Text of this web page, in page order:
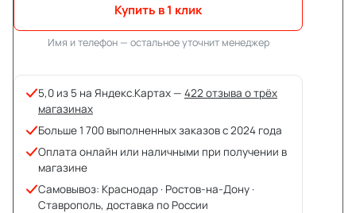
Купить в 1 клик
Имя и телефон — остальное уточнит менеджер
5,0 из 5 на Яндекс.Картах — 422 отзыва о трёх
магазинах
Больше 1 700 выполненных заказов с 2024 года
Оплата онлайн или наличными при получении в
магазине
Самовывоз: Краснодар · Ростов-на-Дону ·
Ставрополь, доставка по России